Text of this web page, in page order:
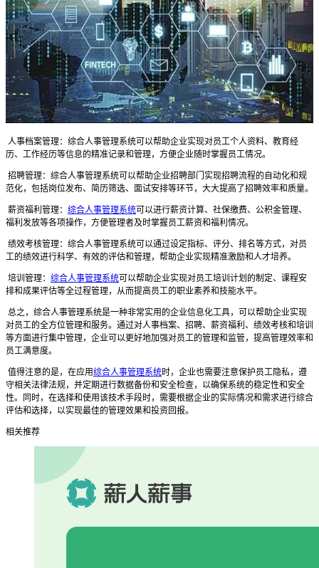
人事档案管理：综合人事管理系统可以帮助企业实现对员工个人资料、教育经
历、工作经历等信息的精准记录和管理，方便企业随时掌握员工情况。
招聘管理：综合人事管理系统可以帮助企业招聘部门实现招聘流程的自动化和规
范化，包括岗位发布、简历筛选、面试安排等环节，大大提高了招聘效率和质量。
薪资福利管理： 综合人事管理系统可以进行薪资计算、社保缴费、公积金管理、
福利发放等各项操作，方便管理者及时掌握员工薪资和福利情况。
绩效考核管理：综合人事管理系统可以通过设定指标、评分、排名等方式，对员
工的绩效进行科学、有效的评估和管理，帮助企业实现精准激励和人才培养。
培训管理： 综合人事管理系统可以帮助企业实现对员工培训计划的制定、课程安
排和成果评估等全过程管理，从而提高员工的职业素养和技能水平。
总之，综合人事管理系统是一种非常实用的企业信息化工具，可以帮助企业实现
对员工的全方位管理和服务。通过对人事档案、招聘、薪资福利、绩效考核和培训
等方面进行集中管理，企业可以更好地加强对员工的管理和监管，提高管理效率和
员工满意度。
值得注意的是，在应用综合人事管理系统时，企业也需要注意保护员工隐私，遵
守相关法律法规，并定期进行数据备份和安全检查，以确保系统的稳定性和安全
性。同时，在选择和使用该技术手段时，需要根据企业的实际情况和需求进行综合
评估和选择，以实现最佳的管理效果和投资回报。
相关推荐